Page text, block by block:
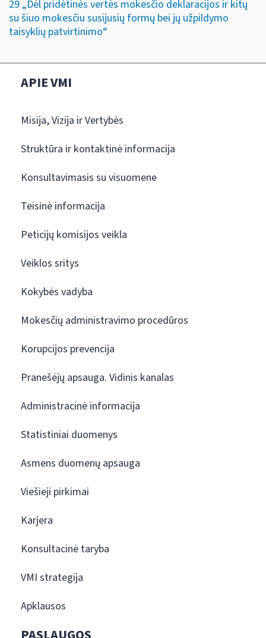
29 „Dėl pridėtinės vertės mokesčio deklaracijos ir kitų
su šiuo mokesčiu susijusių formų bei jų užpildymo
taisyklių patvirtinimo“
APIE VMI
Misija, Vizija ir Vertybės
Struktūra ir kontaktinė informacija
Konsultavimasis su visuomene
Teisinė informacija
Peticijų komisijos veikla
Veiklos sritys
Kokybės vadyba
Mokesčių administravimo procedūros
Korupcijos prevencija
Pranešėjų apsauga. Vidinis kanalas
Administracinė informacija
Statistiniai duomenys
Asmens duomenų apsauga
Viešieji pirkimai
Karjera
Konsultacinė taryba
VMI strategija
Apklausos